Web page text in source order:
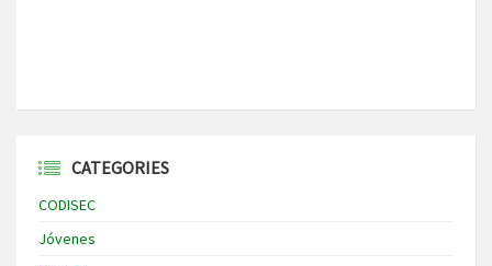
CATEGORIES
CODISEC
Jóvenes